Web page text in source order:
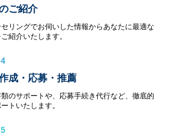
ご紹介
セリングでお伺いした情報からあなたに最適な
紹介いたします。
成・応募・推薦
類のサポートや、応募手続き代行など、徹底的
トいたします。